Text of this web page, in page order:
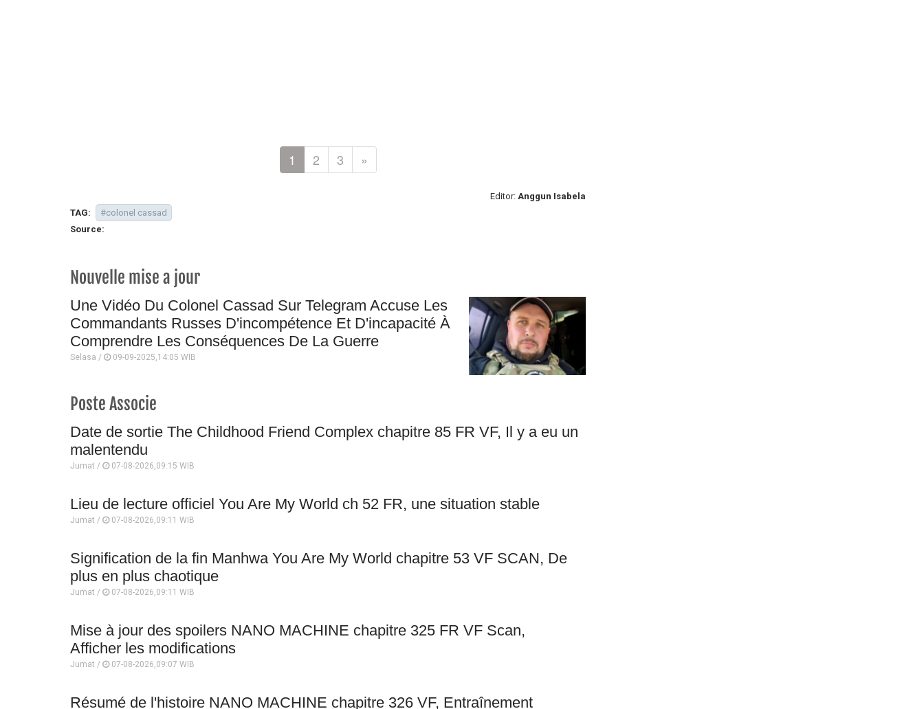
1 2 3 »
Editor: Anggun Isabela
TAG:
#colonel cassad
Source:
Nouvelle mise a jour
Une Vidéo Du Colonel Cassad Sur Telegram Accuse Les
Commandants Russes D'incompétence Et D'incapacité À
Comprendre Les Conséquences De La Guerre
Selasa / 09-09-2025,14:05 WIB
Poste Associe
Date de sortie The Childhood Friend Complex chapitre 85 FR VF, Il y a eu un
malentendu
Jumat / 07-08-2026,09:15 WIB
Lieu de lecture officiel You Are My World ch 52 FR, une situation stable
Jumat / 07-08-2026,09:11 WIB
Signification de la fin Manhwa You Are My World chapitre 53 VF SCAN, De
plus en plus chaotique
Jumat / 07-08-2026,09:11 WIB
Mise à jour des spoilers NANO MACHINE chapitre 325 FR VF Scan,
Afficher les modifications
Jumat / 07-08-2026,09:07 WIB
Résumé de l'histoire NANO MACHINE chapitre 326 VF, Entraînement